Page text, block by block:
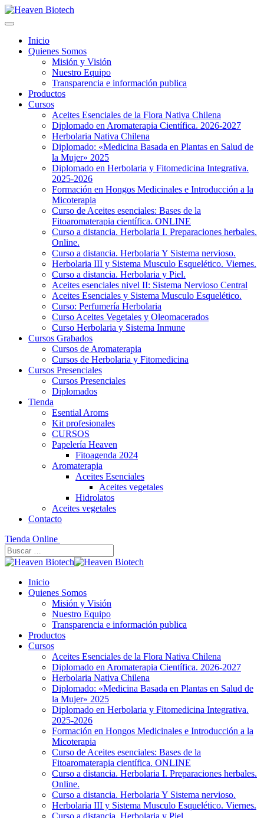
Inicio
Quienes Somos
Misión y Visión
Nuestro Equipo
Transparencia e información publica
Productos
Cursos
Aceites Esenciales de la Flora Nativa Chilena
Diplomado en Aromaterapia Científica. 2026-2027
Herbolaria Nativa Chilena
Diplomado: «Medicina Basada en Plantas en Salud de
la Mujer» 2025
Diplomado en Herbolaria y Fitomedicina Integrativa.
2025-2026
Formación en Hongos Medicinales e Introducción a la
Micoterapia
Curso de Aceites esenciales: Bases de la
Fitoaromaterapia científica. ONLINE
Curso a distancia. Herbolaria I. Preparaciones herbales.
Online.
Curso a distancia. Herbolaria Y Sistema nervioso.
Herbolaria III y Sistema Musculo Esquelético. Viernes.
Curso a distancia. Herbolaria y Piel.
Aceites esenciales nivel II: Sistema Nervioso Central
Aceites Esenciales y Sistema Musculo Esquelético.
Curso: Perfumería Herbolaria
Curso Aceites Vegetales y Oleomacerados
Curso Herbolaria y Sistema Inmune
Cursos Grabados
Cursos de Aromaterapia
Cursos de Herbolaria y Fitomedicina
Cursos Presenciales
Cursos Presenciales
Diplomados
Tienda
Esential Aroms
Kit profesionales
CURSOS
Papelería Heaven
Fitoagenda 2024
Aromaterapia
Aceites Esenciales
Aceites vegetales
Hidrolatos
Aceites vegetales
Contacto
Tienda Online
Inicio
Quienes Somos
Misión y Visión
Nuestro Equipo
Transparencia e información publica
Productos
Cursos
Aceites Esenciales de la Flora Nativa Chilena
Diplomado en Aromaterapia Científica. 2026-2027
Herbolaria Nativa Chilena
Diplomado: «Medicina Basada en Plantas en Salud de
la Mujer» 2025
Diplomado en Herbolaria y Fitomedicina Integrativa.
2025-2026
Formación en Hongos Medicinales e Introducción a la
Micoterapia
Curso de Aceites esenciales: Bases de la
Fitoaromaterapia científica. ONLINE
Curso a distancia. Herbolaria I. Preparaciones herbales.
Online.
Curso a distancia. Herbolaria Y Sistema nervioso.
Herbolaria III y Sistema Musculo Esquelético. Viernes.
Curso a distancia. Herbolaria y Piel.